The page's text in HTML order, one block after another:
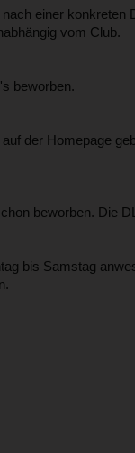
einer konkreten
vom Club.
beworben.
der Homepage
beworben. Die
bis Samstag